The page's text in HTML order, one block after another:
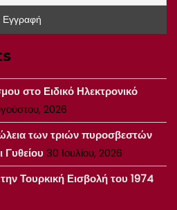
στο Ειδικό Ηλεκτρονικό
2026
των τριών πυροσβεστών
Γυθείου 30 Ιουλίου, 2026
Τουρκική Εισβολή του 1974